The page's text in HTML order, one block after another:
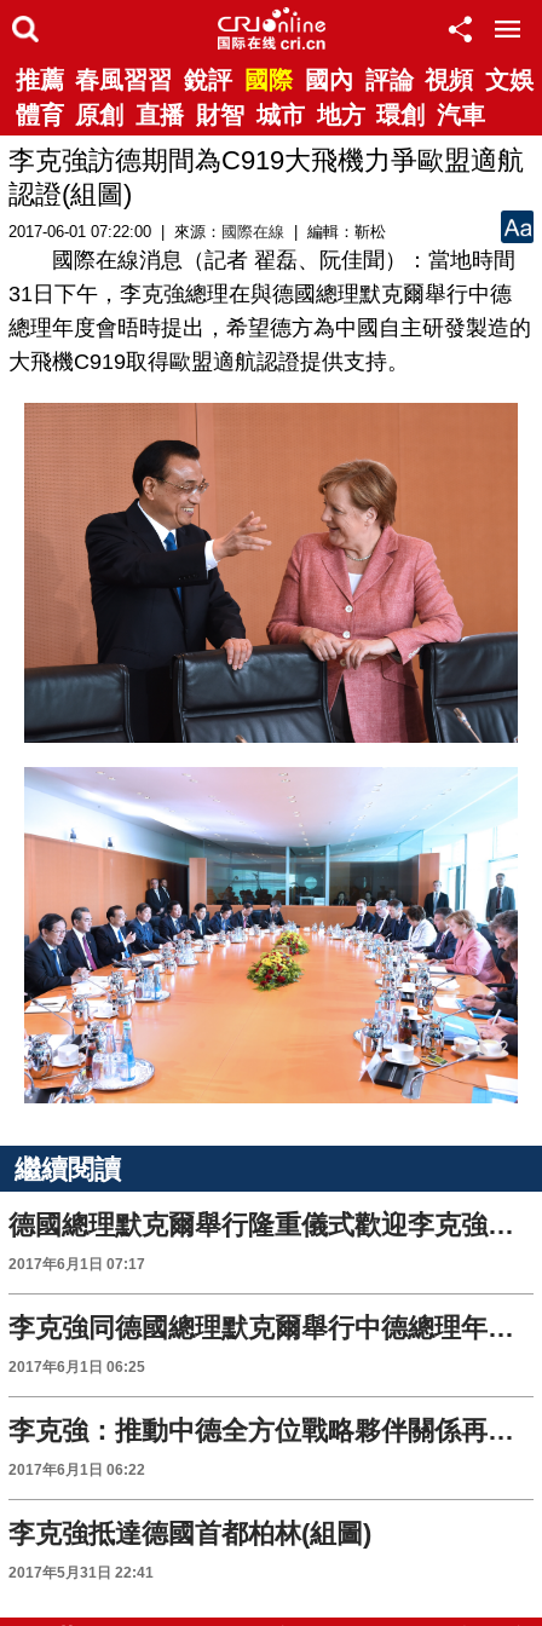
推薦 春風習習 銳評 國際 國內 評論 視頻 文娛
體育 原創 直播 財智 城市 地方 環創 汽車
李克強訪德期間為C919大飛機力爭歐盟適航
認證(組圖)
2017-06-01 07:22:00 | 來源： 國際在線 | 編輯：靳松
國際在線消息（記者 翟磊、阮佳聞）：當地時間
31日下午，李克強總理在與德國總理默克爾舉行中德
總理年度會晤時提出，希望德方為中國自主研發製造的
大飛機C919取得歐盟適航認證提供支持。
繼續閱讀
德國總理默克爾舉行隆重儀式歡迎李克強總理到訪(組圖)
2017年6月1日 07:17
李克強同德國總理默克爾舉行中德總理年度會晤
2017年6月1日 06:25
李克強：推動中德全方位戰略夥伴關係再上新臺階
2017年6月1日 06:22
李克強抵達德國首都柏林(組圖)
2017年5月31日 22:41